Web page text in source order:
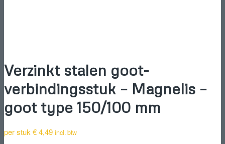
Verzinkt stalen goot-
verbindingsstuk – Magnelis –
goot type 150/100 mm
per stuk €4,49 incl. btw